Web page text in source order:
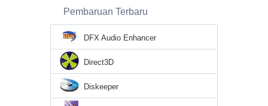
Pembaruan Terbaru
DFX Audio Enhancer
Direct3D
Diskeeper